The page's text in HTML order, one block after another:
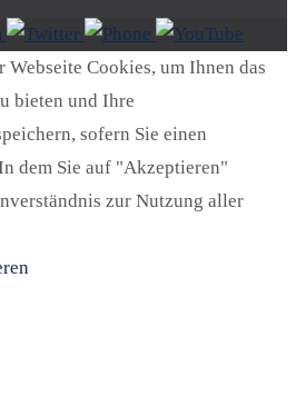
Cookies, um Ihnen das
bieten und Ihre
sofern Sie einen
dem Sie auf "Akzeptieren"
zur Nutzung aller